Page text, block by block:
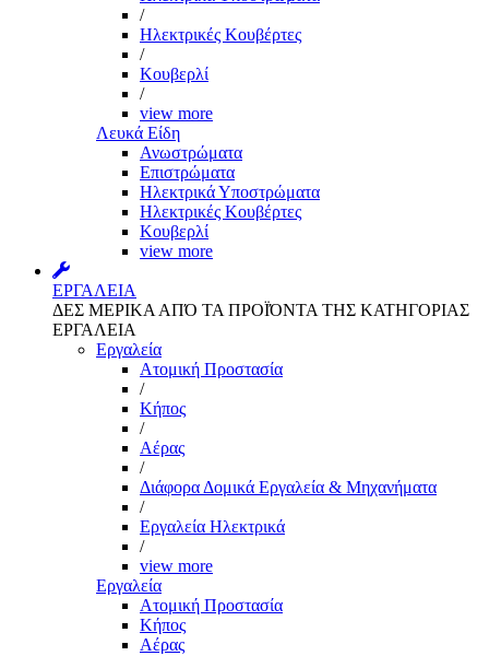
/
Ηλεκτρικές Κουβέρτες
/
Κουβερλί
/
view more
Λευκά Είδη
Ανωστρώματα
Επιστρώματα
Ηλεκτρικά Υποστρώματα
Ηλεκτρικές Κουβέρτες
Κουβερλί
view more
ΕΡΓΑΛΕΙΑ
ΔΕΣ ΜΕΡΙΚΑ ΑΠΌ ΤΑ ΠΡΟΪΌΝΤΑ ΤΗΣ ΚΑΤΗΓΟΡΙΑΣ
ΕΡΓΑΛΕΙΑ
Εργαλεία
Aτομική Προστασία
/
Kήπος
/
Αέρας
/
Διάφορα Δομικά Εργαλεία & Μηχανήματα
/
Εργαλεία Ηλεκτρικά
/
view more
Εργαλεία
Aτομική Προστασία
Kήπος
Αέρας